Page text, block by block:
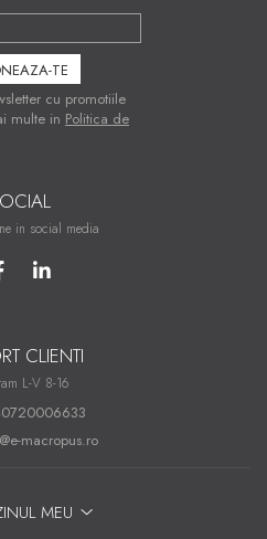
cu promotiile
multe in Politica de
in social media
CLIENTI
L-V 8-16
macropus.ro
MEU